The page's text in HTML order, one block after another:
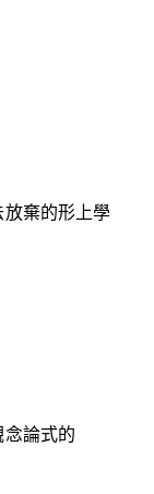
棄的形上學
論式的